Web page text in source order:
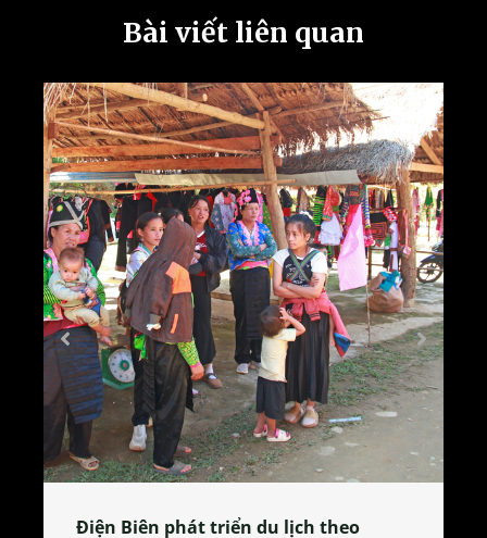
Bài viết liên quan
Làng làm bánh tẻ Phú Nhi – nơi lan